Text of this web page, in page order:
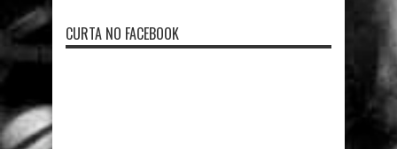
CURTA NO FACEBOOK